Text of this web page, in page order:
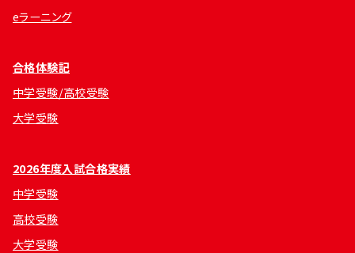
eラーニング
合格体験記
中学受験/高校受験
大学受験
2026年度入試合格実績
中学受験
高校受験
大学受験